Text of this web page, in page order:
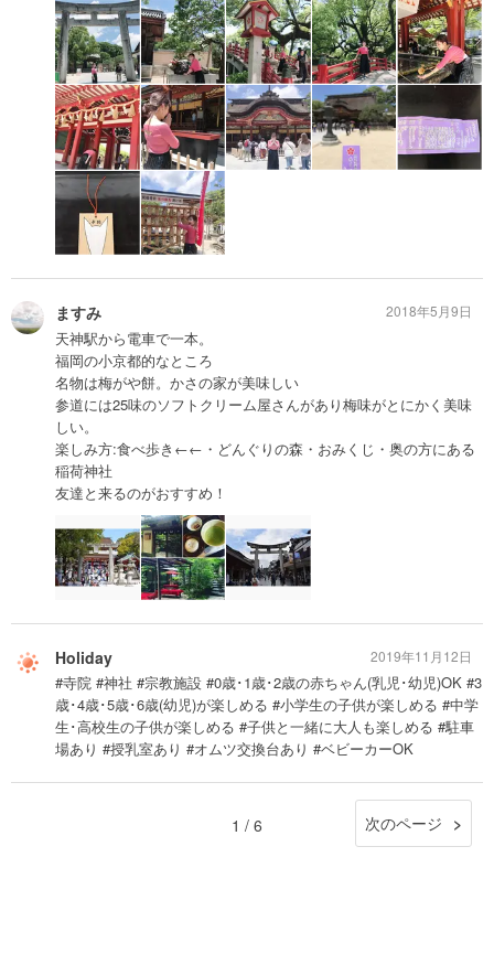
ますみ
天神駅から電車で一本。
福岡の小京都的なところ
名物は梅がや餅。かさの家が美味しい
参道には25味のソフトクリーム屋さんがあり梅味がとにかく美味
しい。
楽しみ方:食べ歩き←←・どんぐりの森・おみくじ・奥の方にある
稲荷神社
友達と来るのがおすすめ！
2018年5月9日
Holiday
#寺院 #神社 #宗教施設 #0歳･1歳･2歳の赤ちゃん(乳児･幼児)OK #3
歳･4歳･5歳･6歳(幼児)が楽しめる #小学生の子供が楽しめる #中学
生･高校生の子供が楽しめる #子供と一緒に大人も楽しめる #駐車
場あり #授乳室あり #オムツ交換台あり #ベビーカーOK
2019年11月12日
1 / 6 次のページ